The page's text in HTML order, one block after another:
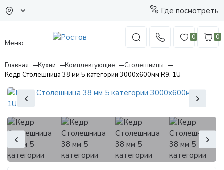
Где посмотреть
Меню
0 0
Главная Кухни Комплектующие
Столешницы
Кедр Столешница 38 мм 5 категории 3000х600мм R9, 1U